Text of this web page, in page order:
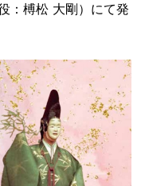
：榑松 大剛）にて発